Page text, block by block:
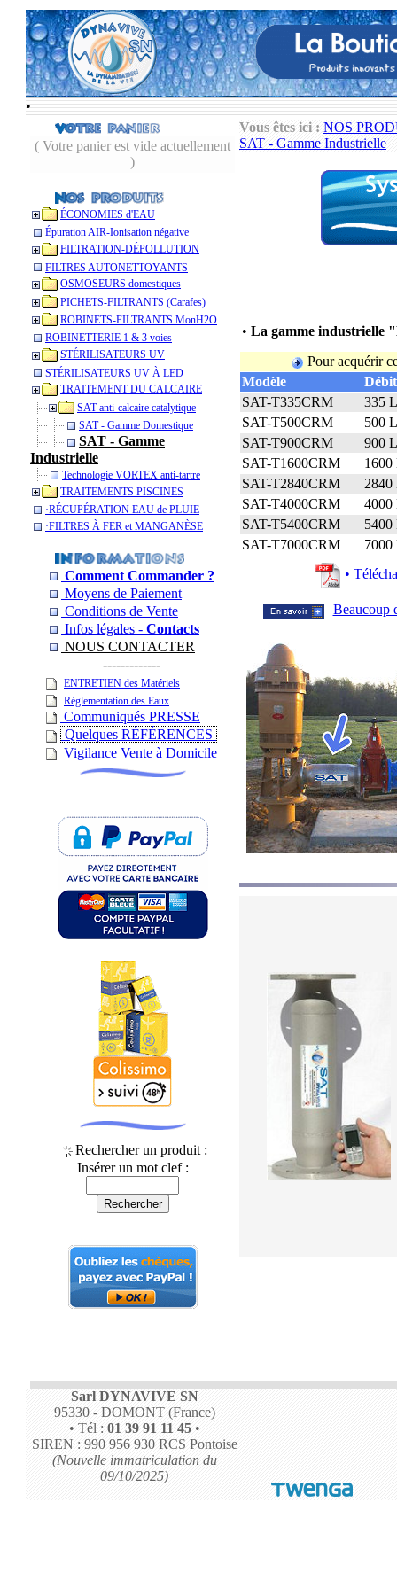
•
( Votre panier est vide actuellement
)
ÉCONOMIES d'EAU
Épuration AIR-Ionisation négative
FILTRATION-DÉPOLLUTION
FILTRES AUTONETTOYANTS
OSMOSEURS domestiques
PICHETS-FILTRANTS (Carafes)
ROBINETS-FILTRANTS MonH2O
ROBINETTERIE 1 & 3 voies
STÉRILISATEURS UV
STÉRILISATEURS UV À LED
TRAITEMENT DU CALCAIRE
SAT anti-calcaire catalytique
SAT - Gamme Domestique
SAT - Gamme
Industrielle
Technologie VORTEX anti-tartre
TRAITEMENTS PISCINES
­·RÉCUPÉRATION EAU de PLUIE
­·­FILTRES À FER et MANGANÈSE
Comment Commander ?
Moyens de Paiement
Conditions de Vente
Infos légales - Contacts
NOUS CONTACTER
-------------
ENTRETIEN des Matériels
Réglementation des Eaux
Communiqués PRESSE
Quelques RÉFÉRENCES
Vigilance Vente à Domicile
Rechercher un produit :
Insérer un mot clef :
Vous êtes ici : NOS
SAT - Gamme Industrielle
• La gamme industrielle
Pour acquérir
Modèle
SAT-T335CRM
335
SAT-T500CRM
500
SAT-T900CRM
900
SAT-T1600CRM
SAT-T2840CRM
SAT-T4000CRM
4000
SAT-T5400CRM
SAT-T7000CRM
•
Beaucoup
Sarl DYNAVIVE SN
95330 - DOMONT (France)
• Tél : 01 39 91 11 45•
SIREN : 990 956 930 RCS Pontoise
(Nouvelle immatriculation du
09/10/2025)